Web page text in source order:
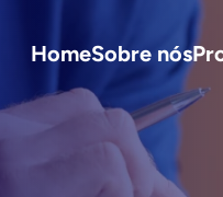
HomeSobre nós